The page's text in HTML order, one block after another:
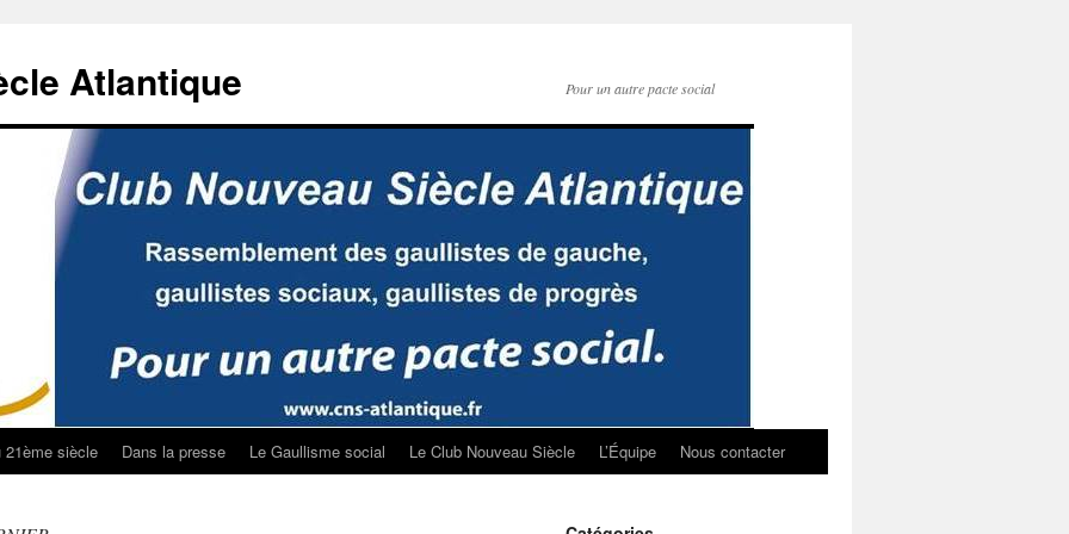
Atlantique Pour un autre pacte social
21ème siècle Dans la presse Le Gaullisme social Le Club Nouveau Siècle L’Équipe Nous contacter